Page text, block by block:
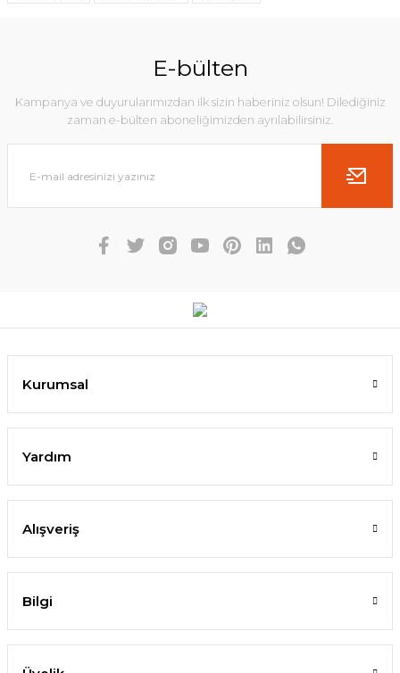
E-bülten
Kampanya ve duyurularımızdan ilk sizin haberiniz olsun! Dilediğiniz
zaman e-bülten aboneliğimizden ayrılabilirsiniz.
Kurumsal
Yardım
Alışveriş
Bilgi